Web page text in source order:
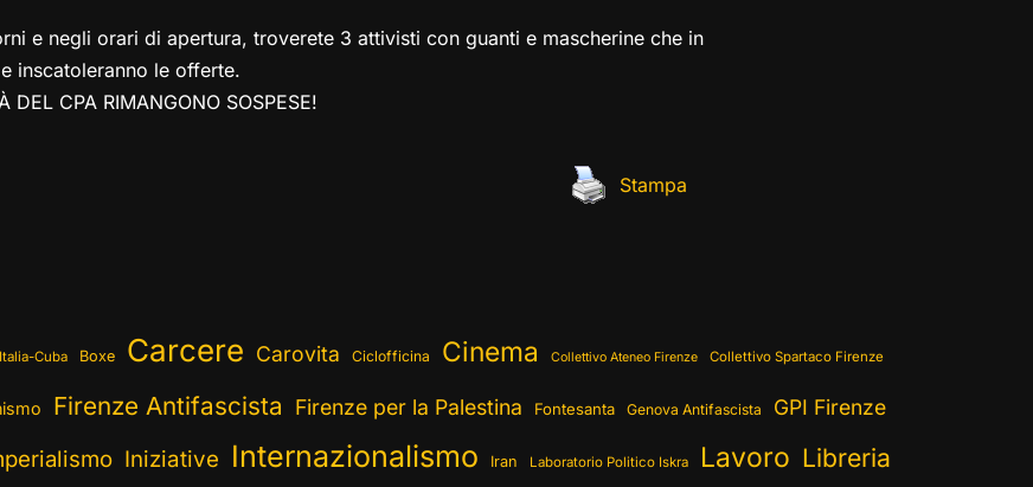
e negli orari di apertura, troverete 3 attivisti con guanti e mascherine che in
inscatoleranno le offerte.
DEL CPA RIMANGONO SOSPESE!
Stampa
Cuba Boxe Carcere Carovita Ciclofficina Cinema Collettivo Ateneo Firenze Collettivo Spartaco Firenze
Firenze Antifascista Firenze per la Palestina Fontesanta Genova Antifascista GPI Firenze
Iniziative Internazionalismo Iran Laboratorio Politico Iskra Lavoro Libreria